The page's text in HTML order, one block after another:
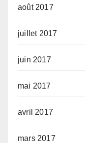
août 2017
juillet 2017
juin 2017
mai 2017
avril 2017
mars 2017